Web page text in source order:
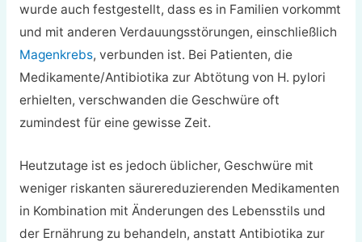
wurde auch festgestellt, dass es in Familien vorkommt
und mit anderen Verdauungsstörungen, einschließlich
Magenkrebs, verbunden ist. Bei Patienten, die
Medikamente/Antibiotika zur Abtötung von H. pylori
erhielten, verschwanden die Geschwüre oft
zumindest für eine gewisse Zeit.
Heutzutage ist es jedoch üblicher, Geschwüre mit
weniger riskanten säurereduzierenden Medikamenten
in Kombination mit Änderungen des Lebensstils und
der Ernährung zu behandeln, anstatt Antibiotika zur